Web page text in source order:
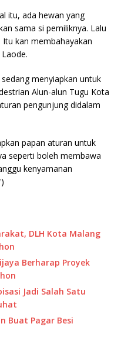
itu, ada hewan yang
sama si pemiliknya. Lalu
kan membahayakan
menyiapkan untuk
Alun-alun Tugu Kota
pengunjung didalam
papan aturan untuk
seperti boleh membawa
kenyamanan
DLH Kota Malang
Berharap Proyek
Jadi Salah Satu
Buat Pagar Besi